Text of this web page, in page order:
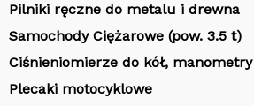
Pilniki ręczne do metalu i drewna
Samochody Ciężarowe (pow. 3.5 t)
Ciśnieniomierze do kół, manometry
Plecaki motocyklowe